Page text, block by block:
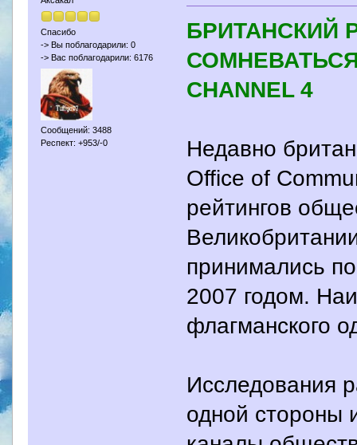
Спасибо
-> Вы поблагодарили: 0
-> Вас поблагодарили: 6176
Сообщений: 3488
Респект: +953/-0
БРИТАНСКИЙ
CHANNEL 4
Недавно
Office of
рейтингов
принимались
2007 годом.
флагманского
Исследования
одной стороны